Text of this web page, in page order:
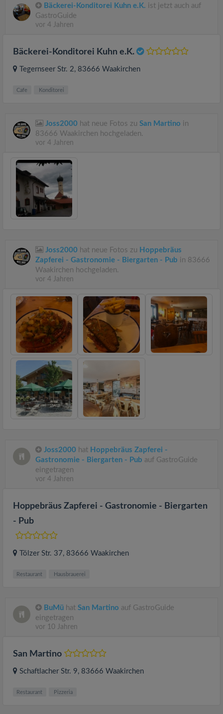
Bäckerei-Konditorei Kuhn e.K. ist jetzt auch auf
GastroGuide
vor 4 Jahren
Bäckerei-Konditorei Kuhn e.K.
Tegernseer Str. 2, 83666 Waakirchen
Cafe Konditorei
Joss2000 hat neue Fotos zu San Martino in
83666 Waakirchen hochgeladen.
vor 4 Jahren
Joss2000 hat neue Fotos zu Hoppebräus
Zapferei - Gastronomie - Biergarten - Pub in 83666
Waakirchen hochgeladen.
vor 4 Jahren
Joss2000 hat Hoppebräus Zapferei -
Gastronomie - Biergarten - Pub auf GastroGuide
eingetragen
vor 4 Jahren
Hoppebräus Zapferei - Gastronomie - Biergarten
- Pub
Tölzer Str. 37, 83666 Waakirchen
Restaurant Hausbrauerei
BuMü hat San Martino auf GastroGuide
eingetragen
vor 10 Jahren
San Martino
Schaftlacher Str. 9, 83666 Waakirchen
Restaurant Pizzeria